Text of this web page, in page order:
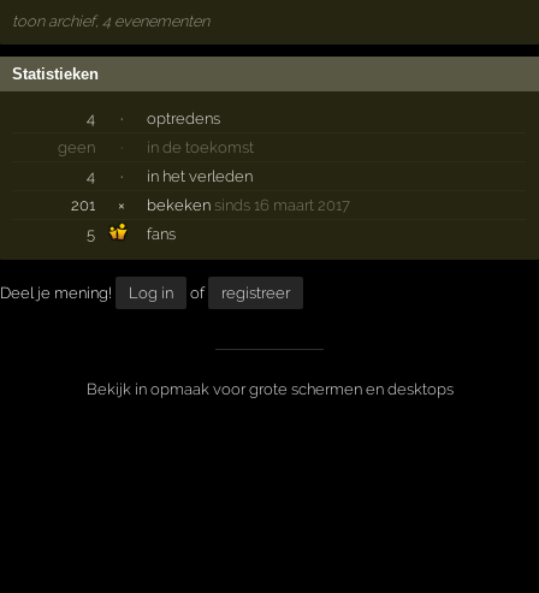
toon archief, 4 evenementen
Statistieken
4 ·
optredens
geen
·
in de toekomst
4
·
in het verleden
201
× bekeken sinds 16 maart 2017
5
fans
Deel je mening! Log in of registreer
Bekijk in opmaak voor grote schermen en desktops